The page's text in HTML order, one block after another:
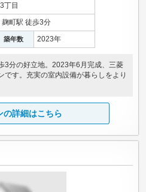
丁目
町駅 徒歩3分
築年数 2023年
3分の好立地。2023年6月完成、三菱
です。充実の室内設備が暮らしをより
の詳細はこちら